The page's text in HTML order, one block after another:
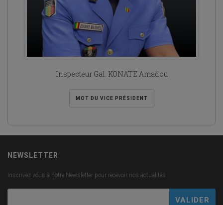
Inspecteur Gal. KONATE Amadou
MOT DU VICE PRÉSIDENT
NEWSLETTER
Inscrivez vous à notre Newsletter pour recevoir nos actualités